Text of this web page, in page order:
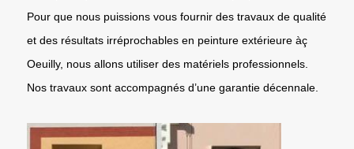
Pour que nous puissions vous fournir des travaux de qualité
et des résultats irréprochables en peinture extérieure àç
Oeuilly, nous allons utiliser des matériels professionnels.
Nos travaux sont accompagnés d’une garantie décennale.